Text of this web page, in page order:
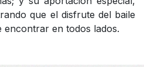
que el disfrute del baile
encontrar en todos lados.